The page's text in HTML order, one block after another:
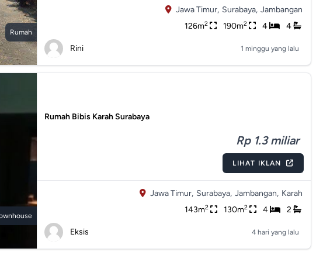
Rumah
Jawa Timur, Surabaya, Jambangan
126m2 190m2 4 4
Rini 1 minggu yang lalu
Rumah Bibis Karah Surabaya
Rp 1.3 miliar
LIHAT IKLAN
Jawa Timur, Surabaya, Jambangan, Karah
143m2 130m2 4 2
Eksis 4 hari yang lalu